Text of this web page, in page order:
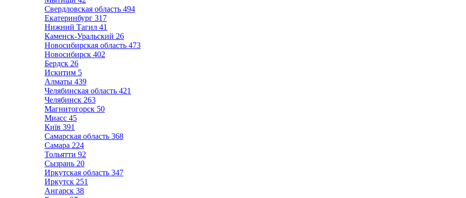
Свердловская область 494
Екатеринбург 317
Нижний Тагил 41
Каменск-Уральский 26
Новосибирская область 473
Новосибирск 402
Бердск 26
Искитим 5
Алматы 439
Челябинская область 421
Челябинск 263
Магнитогорск 50
Миасс 45
Київ 391
Самарская область 368
Самара 224
Тольятти 92
Сызрань 20
Иркутская область 347
Иркутск 251
Ангарск 38